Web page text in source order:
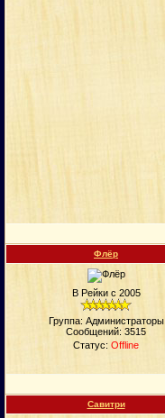
Флёр
В Рейки с 2005
Группа: Администраторы
Сообщений: 3515
Статус: Offline
Савитри